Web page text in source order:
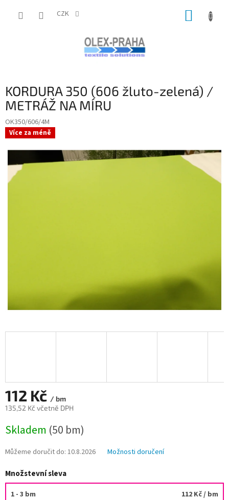
CZK
KORDURA 350 (606 žluto-zelená) /
METRÁŽ NA MÍRU
OK350/606/4M
Více za méně
112 Kč / bm
135,52 Kč včetně DPH
cena:
Skladem (50 bm)
Můžeme doručit do: 10.8.2026 Možnosti doručení
Množstevní sleva
1 - 3 bm 112 Kč/ bm